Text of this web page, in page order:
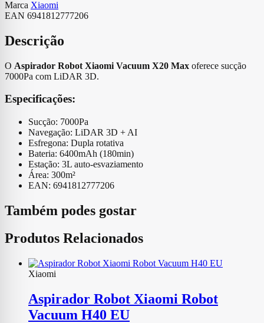
Marca Xiaomi
EAN 6941812777206
Descrição
O Aspirador Robot Xiaomi Vacuum X20 Max oferece sucção
7000Pa com LiDAR 3D.
Especificações:
Sucção: 7000Pa
Navegação: LiDAR 3D + AI
Esfregona: Dupla rotativa
Bateria: 6400mAh (180min)
Estação: 3L auto-esvaziamento
Área: 300m²
EAN: 6941812777206
Também podes gostar
Produtos Relacionados
Xiaomi
Aspirador Robot Xiaomi Robot
Vacuum H40 EU